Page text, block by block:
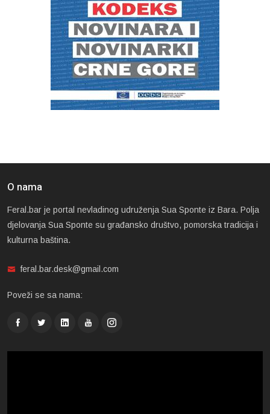
O nama
Feral.bar je portal nevladinog udruženja Sua Sponte iz Bara. Polja
djelovanja Sua Sponte su građansko društvo, pomorska tradicija i
kulturna baština.
feral.bar.desk@gmail.com
Poveži se sa nama: